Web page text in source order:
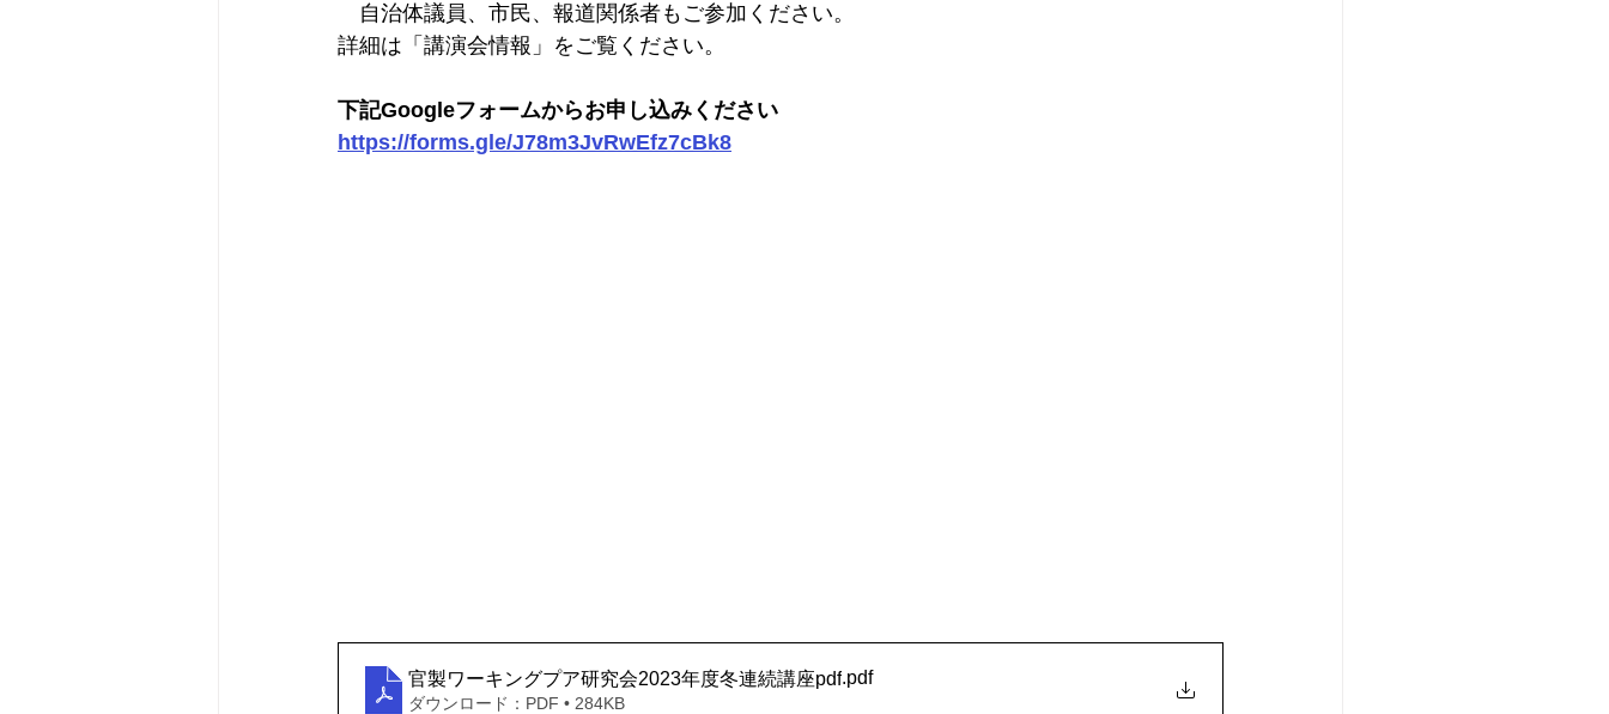
自治体議員、市民、報道関係者もご参加ください。
詳細は「講演会情報」をご覧ください。
下記Googleフォームからお申し込みください
https://forms.gle/J78m3JvRwEfz7cBk8
官製ワーキングプア研究会2023年度冬連続講座pdf.pdf
ダウンロード：PDF • 284KB